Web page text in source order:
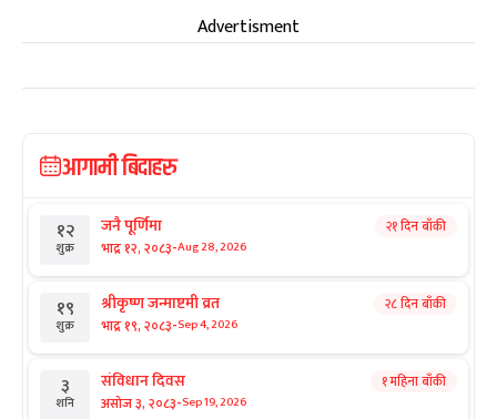
Advertisment
आगामी बिदाहरु
१२
शुक्र
जनै पूर्णिमा
भाद्र १२, २०८३-Aug 28, 2026
२१ दिन बाँकी
१९
शुक्र
श्रीकृष्ण जन्माष्टमी व्रत
भाद्र १९, २०८३-Sep 4, 2026
२८ दिन बाँकी
३
शनि
संविधान दिवस
असोज ३, २०८३-Sep 19, 2026
१ महिना बाँकी